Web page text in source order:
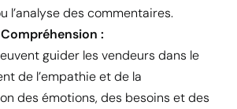
l’analyse des commentaires.
:
guider les vendeurs dans le
de l’empathie et de la
des émotions, des besoins et des